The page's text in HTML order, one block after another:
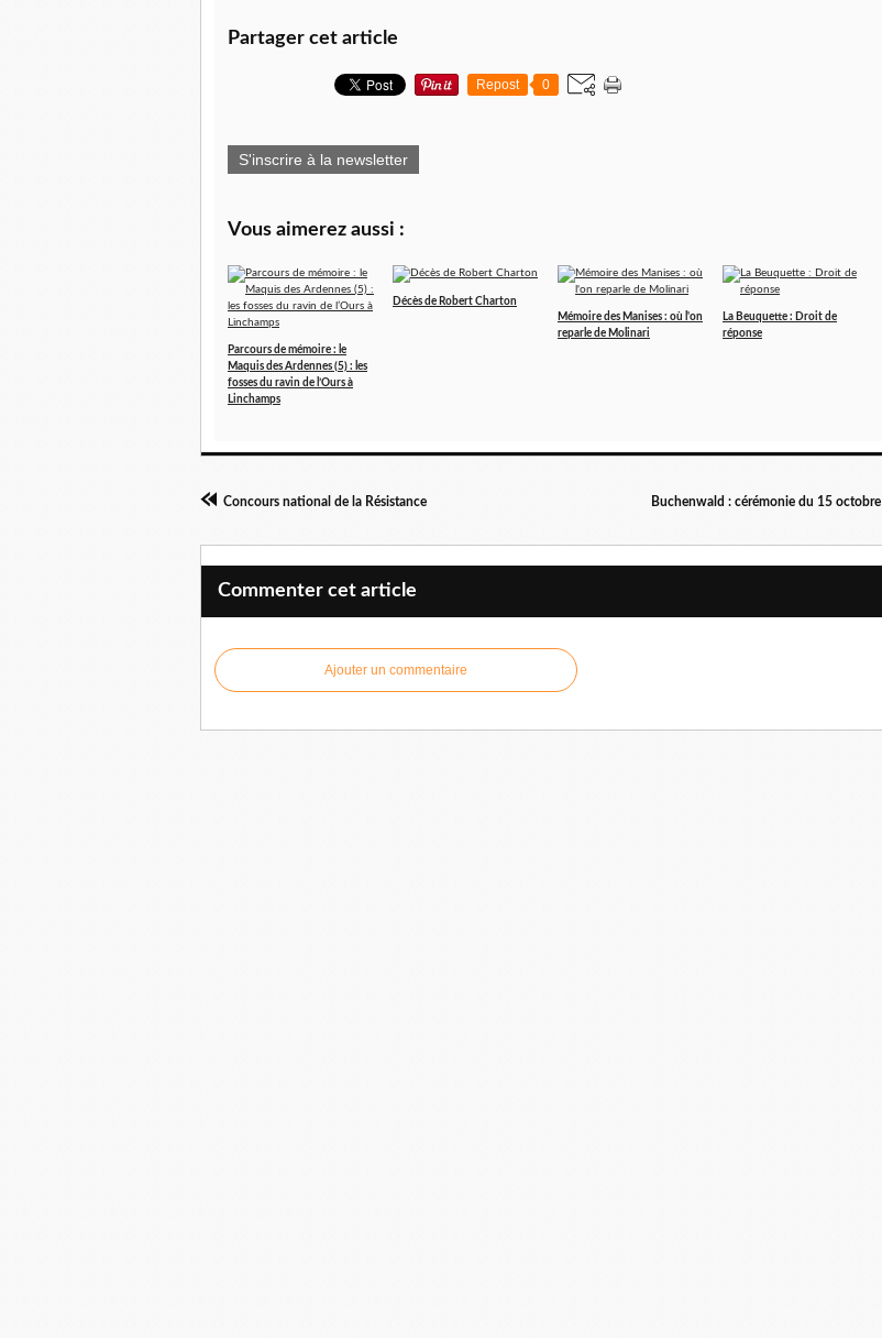
Partager cet article
Repost 0
S'inscrire à la newsletter
Vous aimerez aussi :
Parcours de mémoire : le
Maquis des Ardennes (5) : les
fosses du ravin de l’Ours à
Linchamps
Décès de Robert Charton
Mémoire des Manises : où l'on
reparle de Molinari
La Beuquette : Droit de
réponse
Concours national de la Résistance Buchenwald : cérémonie du 15 octobre
Commenter cet article
Ajouter un commentaire